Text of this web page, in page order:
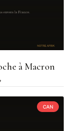
à Macron
CAN